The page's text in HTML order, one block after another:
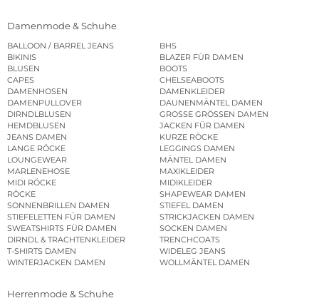
Damenmode & Schuhe
BALLOON / BARREL JEANS
BHS
BIKINIS
BLAZER FÜR DAMEN
BLUSEN
BOOTS
CAPES
CHELSEABOOTS
DAMENHOSEN
DAMENKLEIDER
DAMENPULLOVER
DAUNENMÄNTEL DAMEN
DIRNDLBLUSEN
GROSSE GRÖSSEN DAMEN
HEMDBLUSEN
JACKEN FÜR DAMEN
JEANS DAMEN
KURZE RÖCKE
LANGE RÖCKE
LEGGINGS DAMEN
LOUNGEWEAR
MÄNTEL DAMEN
MARLENEHOSE
MAXIKLEIDER
MIDI RÖCKE
MIDIKLEIDER
RÖCKE
SHAPEWEAR DAMEN
SONNENBRILLEN DAMEN
STIEFEL DAMEN
STIEFELETTEN FÜR DAMEN
STRICKJACKEN DAMEN
SWEATSHIRTS FÜR DAMEN
SOCKEN DAMEN
DIRNDL & TRACHTENKLEIDER
TRENCHCOATS
T-SHIRTS DAMEN
WIDELEG JEANS
WINTERJACKEN DAMEN
WOLLMÄNTEL DAMEN
Herrenmode & Schuhe